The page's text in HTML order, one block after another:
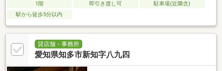
1階 即引き渡し可
駐車場(近隣含)
駅から徒歩5分以内
貸店舗・事務所
愛知県知多市新知字八九四